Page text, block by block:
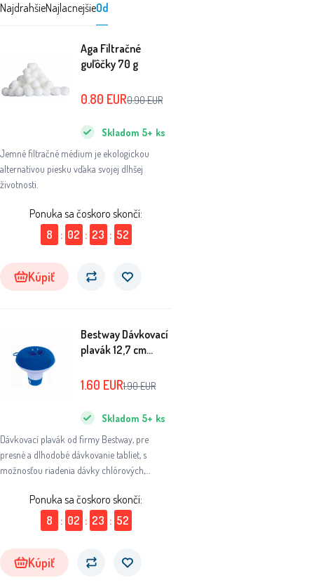
NajdrahšieNajlacnejšieOdporúčané stránky
Aga Filtračné
guľôčky 70 g
Jemné filtračné médium je ekologickou
alternatívou piesku vďaka svojej dlhšej
životnosti.
Skladom 5+ ks
0.80 EUR0.90EUR
Ponuka sa čoskoro skončí:
8
: 02 : 23 : 51
Kúpiť
Bestway Dávkovací
plavák 12,7 cm
Dávkovací plavák od firmy Bestway, pre
presné a dlhodobé dávkovanie tabliet, s
možnosťou riadenia dávky chlórových,
prípravkov.
Skladom 5+ ks
1.60 EUR1.90EUR
Ponuka sa čoskoro skončí:
8
: 02 : 23 : 51
Kúpiť